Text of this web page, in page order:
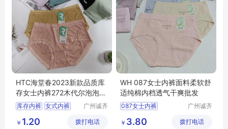
HTC海堂春2023新款品质库
存女士内裤272木代尔泡泡棉
尾货女式内裤
库存内裤 女式内裤
尾货女内裤
广州诚齐
公司
￥ 1.20 拨打电话
WH 087女士内裤面料柔软舒
适纯棉内档透气干爽批发
087女士内裤
广州诚齐
公司
￥ 3.80 拨打电话